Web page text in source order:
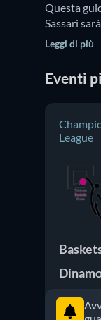
Questa
Sassari
Leggi di più
Eventi
League